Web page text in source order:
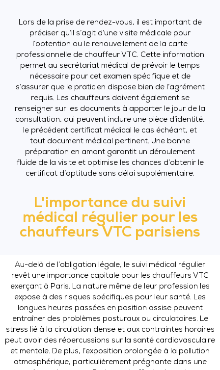
Lors de la prise de rendez-vous, il est important de
préciser qu’il s’agit d’une visite médicale pour
l’obtention ou le renouvellement de la carte
professionnelle de chauffeur VTC. Cette information
permet au secrétariat médical de prévoir le temps
nécessaire pour cet examen spécifique et de
s’assurer que le praticien dispose bien de l’agrément
requis. Les chauffeurs doivent également se
renseigner sur les documents à apporter le jour de la
consultation, qui peuvent inclure une pièce d’identité,
le précédent certificat médical le cas échéant, et
tout document médical pertinent. Une bonne
préparation en amont garantit un déroulement
fluide de la visite et optimise les chances d’obtenir le
certificat d’aptitude sans délai supplémentaire.
L'importance du suivi
médical régulier pour les
chauffeurs VTC parisiens
Au-delà de l’obligation légale, le suivi médical régulier
revêt une importance capitale pour les chauffeurs VTC
exerçant à Paris. La nature même de leur profession les
expose à des risques spécifiques pour leur santé. Les
longues heures passées en position assise peuvent
entraîner des problèmes posturaux ou circulatoires. Le
stress lié à la circulation dense et aux contraintes horaires
peut avoir des répercussions sur la santé cardiovasculaire
et mentale. De plus, l’exposition prolongée à la pollution
atmosphérique, particulièrement prégnante dans une